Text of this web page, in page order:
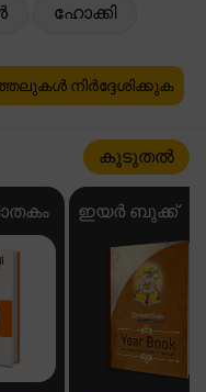
ഹോക്കി
നിർദ്ദേശിക്കുക
കൂടുതൽ
ഇയർ ബുക്ക്